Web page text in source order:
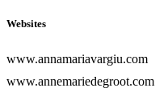
Websites
www.annamariavargiu.com
www.annemariedegroot.com